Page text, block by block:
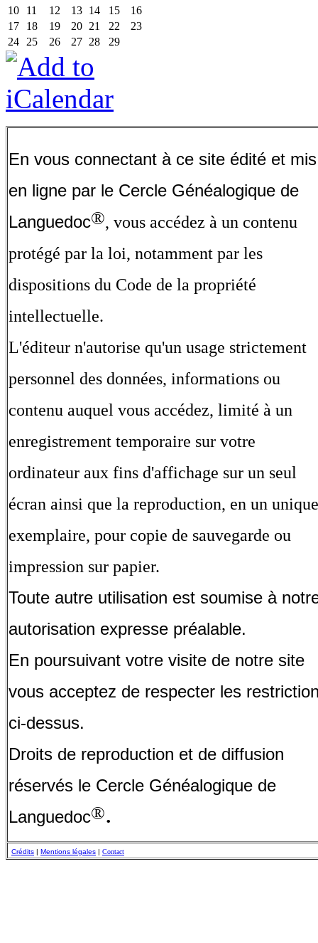
10
11 12 13 14 15
16
17
18 19 20 21 22
23
24 25 26 27 28 29
En vous connectant à ce site édité et mis
en ligne par le Cercle Généalogique de
Languedoc®, vous accédez à un contenu
protégé par la loi, notamment par les
dispositions du Code de la propriété
intellectuelle.
L'éditeur n'autorise qu'un usage strictement
personnel des données, informations ou
contenu auquel vous accédez, limité à un
enregistrement temporaire sur votre
ordinateur aux fins d'affichage sur un seul
écran ainsi que la reproduction, en un unique
exemplaire, pour copie de sauvegarde ou
impression sur papier.
Toute autre utilisation est soumise à
autorisation expresse préalable.
En poursuivant votre visite de notre site
vous acceptez de respecter les
ci-dessus.
Droits de reproduction et de diffusion
réservés le Cercle Généalogique de
Languedoc®.
Crédits Mentions légales Contact